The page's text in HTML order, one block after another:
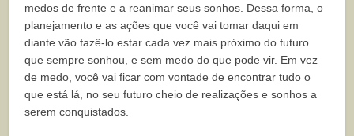
medos de frente e a reanimar seus sonhos. Dessa forma, o
planejamento e as ações que você vai tomar daqui em
diante vão fazê-lo estar cada vez mais próximo do futuro
que sempre sonhou, e sem medo do que pode vir. Em vez
de medo, você vai ficar com vontade de encontrar tudo o
que está lá, no seu futuro cheio de realizações e sonhos a
serem conquistados.